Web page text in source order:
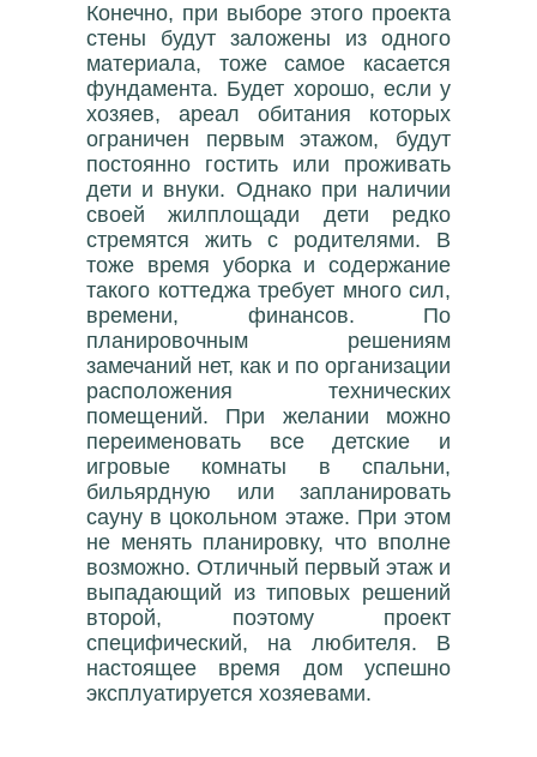
Конечно, при выборе этого проекта
стены будут заложены из одного
материала, тоже самое касается
фундамента. Будет хорошо, если у
хозяев, ареал обитания которых
ограничен первым этажом, будут
постоянно гостить или проживать
дети и внуки. Однако при наличии
своей жилплощади дети редко
стремятся жить с родителями. В
тоже время уборка и содержание
такого коттеджа требует много сил,
времени, финансов. По
планировочным решениям
замечаний нет, как и по организации
расположения технических
помещений. При желании можно
переименовать все детские и
игровые комнаты в спальни,
бильярдную или запланировать
сауну в цокольном этаже. При этом
не менять планировку, что вполне
возможно. Отличный первый этаж и
выпадающий из типовых решений
второй, поэтому проект
специфический, на любителя. В
настоящее время дом успешно
эксплуатируется хозяевами.